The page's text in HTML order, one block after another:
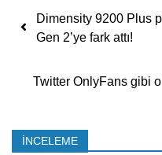
Yazı
Dimensity 9200 Plus
Gen 2’ye fark attı!
Twitter OnlyFans gibi
İNCELEME